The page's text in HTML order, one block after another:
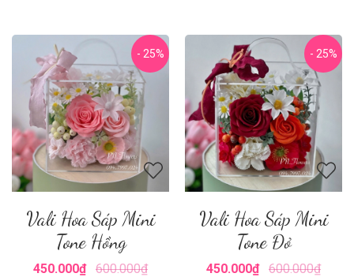
- 25%
Vali Hoa Sáp Mini
Tone Hồng
450.000₫ 600.000₫
- 25%
Vali Hoa Sáp Mini
Tone Đỏ
450.000₫ 600.000₫